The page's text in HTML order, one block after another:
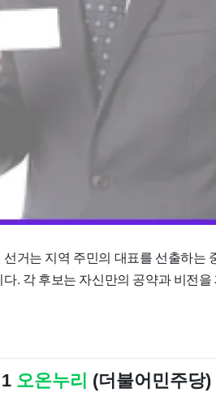
거는 지역 주민의 대표를 선출하는
. 각 후보는 자신만의 공약과 비전
오온누리 (더불어민주당)